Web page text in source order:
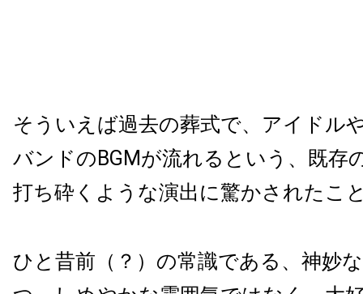
そういえば過去の葬式で、アイドル
バンドのBGMが流れるという、既存
打ち砕くような演出に驚かされたこ
ひと昔前（？）の常識である、神妙